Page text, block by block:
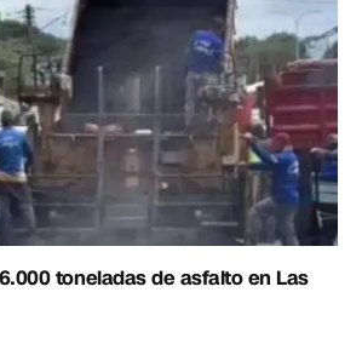
toneladas de asfalto en Las